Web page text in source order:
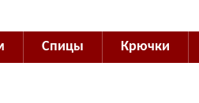
Спицы Крючки